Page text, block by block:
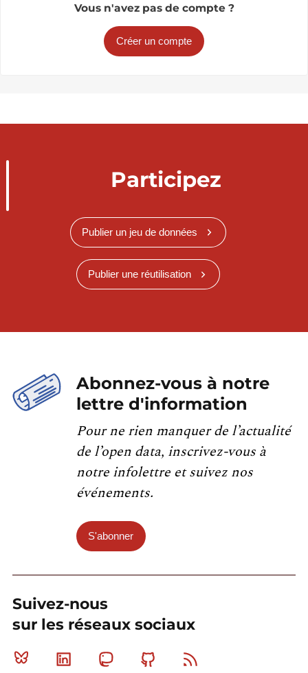
Vous n'avez pas de compte ?
Créer un compte
Participez
Publier un jeu de données
Publier une réutilisation
Abonnez-vous à notre
lettre d'information
Pour ne rien manquer de l’actualité
de l’open data, inscrivez-vous à
notre infolettre et suivez nos
événements.
S'abonner
Suivez-nous
sur les réseaux sociaux
Bluesky Linkedin MastodonGithub